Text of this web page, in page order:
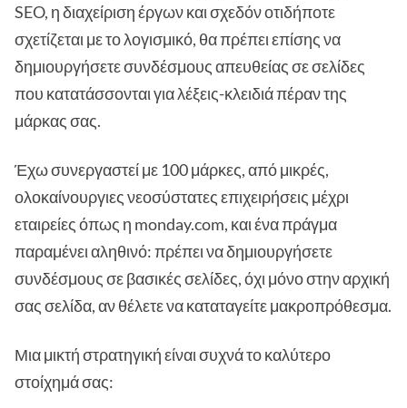
SEO, η διαχείριση έργων και σχεδόν οτιδήποτε
σχετίζεται με το λογισμικό, θα πρέπει επίσης να
δημιουργήσετε συνδέσμους απευθείας σε σελίδες
που κατατάσσονται για λέξεις-κλειδιά πέραν της
μάρκας σας.
Έχω συνεργαστεί με 100 μάρκες, από μικρές,
ολοκαίνουργιες νεοσύστατες επιχειρήσεις μέχρι
εταιρείες όπως η monday.com, και ένα πράγμα
παραμένει αληθινό: πρέπει να δημιουργήσετε
συνδέσμους σε βασικές σελίδες, όχι μόνο στην αρχική
σας σελίδα, αν θέλετε να καταταγείτε μακροπρόθεσμα.
Μια μικτή στρατηγική είναι συχνά το καλύτερο
στοίχημά σας: